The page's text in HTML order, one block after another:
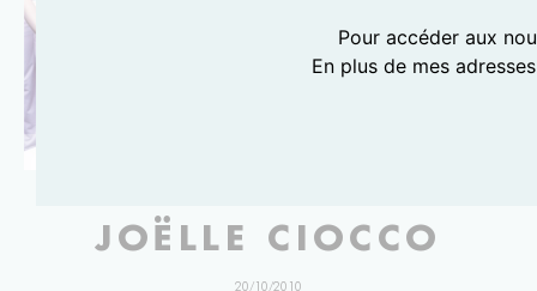
JOËLLE CIOCCO
20/10/2010
Pour accéder aux
En plus de mes